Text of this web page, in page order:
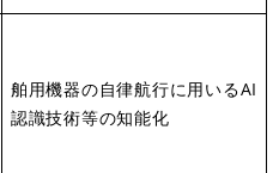
舶用機器の自律航行に用いるAI
認識技術等の知能化